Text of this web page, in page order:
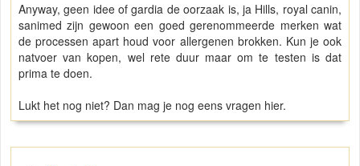
Anyway, geen idee of gardia de oorzaak is, ja Hills, royal canin,
sanimed zijn gewoon een goed gerenommeerde merken wat
de processen apart houd voor allergenen brokken. Kun je ook
natvoer van kopen, wel rete duur maar om te testen is dat
prima te doen.
Lukt het nog niet? Dan mag je nog eens vragen hier.